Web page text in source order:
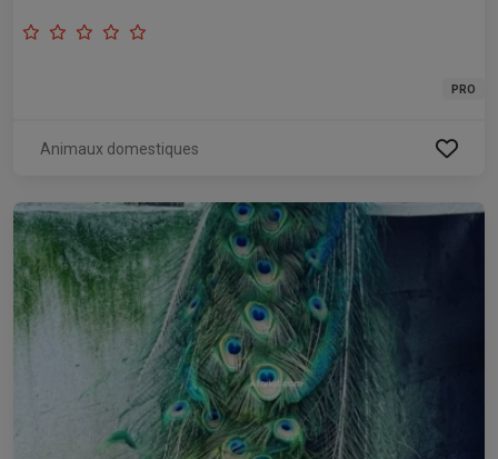
PRO
Animaux domestiques